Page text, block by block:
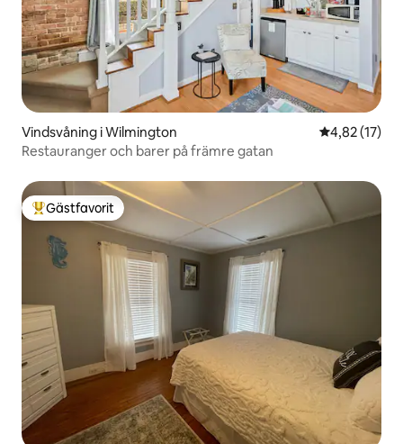
Vindsvåning i Wilmington 4,82 av 5 i
4,82 (17)
Restauranger och barer på främre gatan
Populär gästfavorit
Gästfavorit